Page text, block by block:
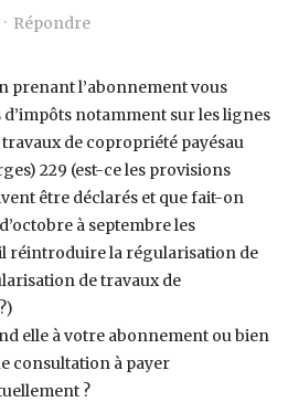
Répondre
prenant l’abonnement vous
notamment sur les lignes
de copropriété payésau
229 (est-ce les provisions
être déclarés et que fait-on
à septembre les
réintroduire la régularisation de
de travaux de
elle à votre abonnement ou bien
consultation à payer
?